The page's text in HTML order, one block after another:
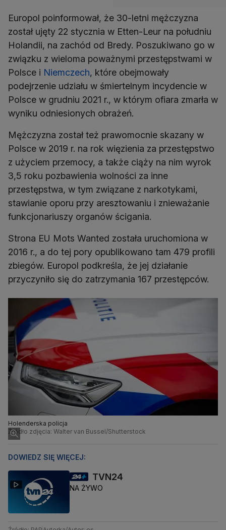
Europol poinformował, że 30-letni mężczyzna
został ujęty 22 stycznia w Etten-Leur na południu
Holandii, na zachód od Bredy. Poszukiwano go w
związku z wieloma poważnymi przestępstwami w
Polsce i Niemczech, które obejmowały
podejrzenie udziału w śmiertelnym incydencie w
Polsce w grudniu 2021 r., w którym ofiara zmarła w
wyniku odniesionych obrażeń.
Mężczyzna został też prawomocnie skazany w
Polsce w 2019 r. na rok więzienia za przestępstwo
z użyciem przemocy, a także ciąży na nim wyrok
3,5 roku pozbawienia wolności za inne
przestępstwa, w tym związane z narkotykami,
stawianie oporu przy aresztowaniu i znieważanie
funkcjonariuszy organów ścigania.
Strona EU Mots Wanted została uruchomiona w
2016 r., a do tej pory opublikowano tam 479 profili
zbiegów. Europol podkreśla, że jej działanie
przyczyniło się do zatrzymania 167 przestępców.
Holenderska policja
Źródło zdjęcia: Walter van Bussel/Shutterstock
DOWIEDZ SIĘ WIĘCEJ:
TVN24
NA ŻYWO